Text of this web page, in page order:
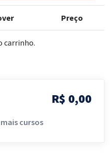
Preço
carrinho.
R$ 0,00
cursos